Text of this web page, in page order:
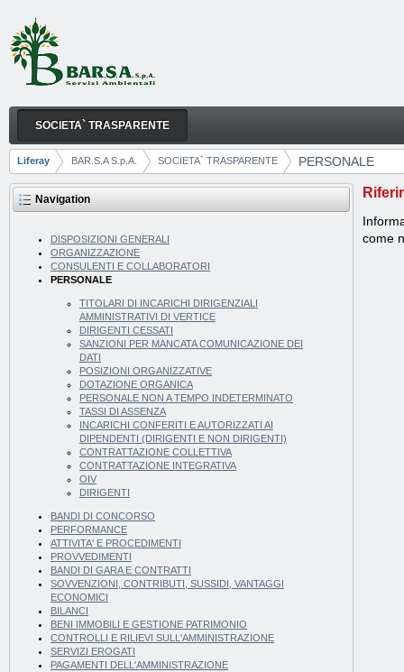
Skip to Content
PERSONALE
Navigation
SOCIETA` TRASPARENTE
Breadcrumbs
Liferay BAR.S.A S.p.A. SOCIETA` TRASPARENTE PERSONALE
Navigation
DISPOSIZIONI GENERALI
ORGANIZZAZIONE
CONSULENTI E COLLABORATORI
PERSONALE
TITOLARI DI INCARICHI DIRIGENZIALI
AMMINISTRATIVI DI VERTICE
DIRIGENTI CESSATI
SANZIONI PER MANCATA COMUNICAZIONE DEI
DATI
POSIZIONI ORGANIZZATIVE
DOTAZIONE ORGANICA
PERSONALE NON A TEMPO INDETERMINATO
TASSI DI ASSENZA
INCARICHI CONFERITI E AUTORIZZATI AI
DIPENDENTI (DIRIGENTI E NON DIRIGENTI)
CONTRATTAZIONE COLLETTIVA
CONTRATTAZIONE INTEGRATIVA
OIV
DIRIGENTI
BANDI DI CONCORSO
PERFORMANCE
ATTIVITA' E PROCEDIMENTI
PROVVEDIMENTI
BANDI DI GARA E CONTRATTI
SOVVENZIONI, CONTRIBUTI, SUSSIDI, VANTAGGI
ECONOMICI
BILANCI
BENI IMMOBILI E GESTIONE PATRIMONIO
CONTROLLI E RILIEVI SULL'AMMINISTRAZIONE
SERVIZI EROGATI
PAGAMENTI DELL'AMMINISTRAZIONE
come